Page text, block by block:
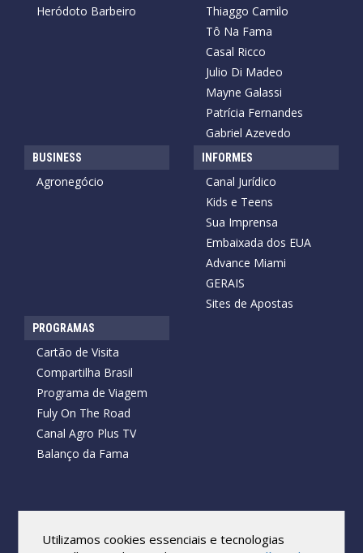
Heródoto Barbeiro
Thiaggo Camilo
Tô Na Fama
Casal Ricco
Julio Di Madeo
Mayne Galassi
Patrícia Fernandes
Gabriel Azevedo
BUSINESS
Agronegócio
INFORMES
Canal Jurídico
Kids e Teens
Sua Imprensa
Embaixada dos EUA
Advance Miami
GERAIS
Sites de Apostas
PROGRAMAS
Cartão de Visita
Compartilha Brasil
Programa de Viagem
Fuly On The Road
Canal Agro Plus TV
Balanço da Fama
Todos os direitos reservados.
Reprodução no todo ou em parte sob qualquer forma ou meio,
Utilizamos cookies essenciais e tecnologias